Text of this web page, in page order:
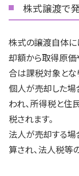
株式譲渡で
株式の譲渡自体に
却額から取得原価
合は課税対象とな
個人が売却した場
われ、所得税と
税されます。
法人が売却する
算され、法人税等